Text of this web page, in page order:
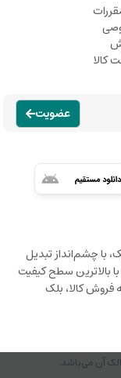
کالا
عضویت
با چشم‌انداز تبدیل
بالاترین سطح کیفیت
فروش کالا، بلک
آن می‌باشد.